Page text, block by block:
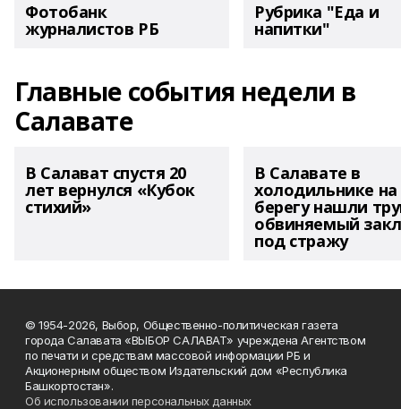
Фотобанк
журналистов РБ
Рубрика "Еда и
напитки"
Главные события недели в
Салавате
В Салават спустя 20
лет вернулся «Кубок
стихий»
В Салавате в
холодильнике на
берегу нашли
обвиняемый
под стражу
© 1954-2026, Выбор, Общественно-политическая газета
города Салавата «ВЫБОР САЛАВАТ» учреждена Агентством
по печати и средствам массовой информации РБ и
Акционерным обществом Издательский дом «Республика
Башкортостан».
Об использовании персональных данных